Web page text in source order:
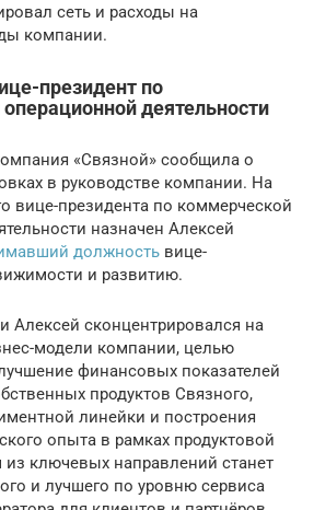
сеть и расходы на
компании.
президент по
деятельности
«Связной» сообщила о
в руководстве компании. На
вице-президента по коммерческой
назначен Алексей
должность вице-
и развитию.
Алексей сконцентрировался на
модели компании, целью
финансовых показателей
продуктов Связного,
линейки и построения
опыта в рамках продуктовой
ключевых направлений станет
и лучшего по уровню сервиса